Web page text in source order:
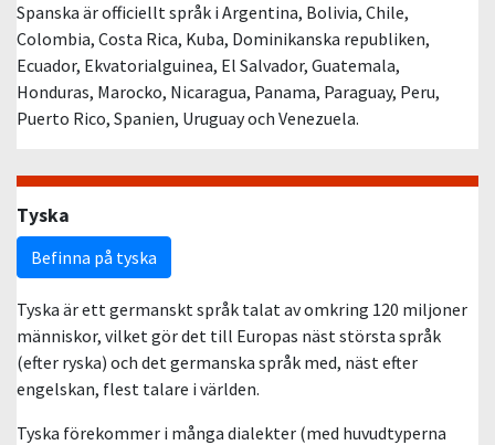
Spanska är officiellt språk i Argentina, Bolivia, Chile,
Colombia, Costa Rica, Kuba, Dominikanska republiken,
Ecuador, Ekvatorialguinea, El Salvador, Guatemala,
Honduras, Marocko, Nicaragua, Panama, Paraguay, Peru,
Puerto Rico, Spanien, Uruguay och Venezuela.
Tyska
Befinna på tyska
Tyska är ett germanskt språk talat av omkring 120 miljoner
människor, vilket gör det till Europas näst största språk
(efter ryska) och det germanska språk med, näst efter
engelskan, flest talare i världen.
Tyska förekommer i många dialekter (med huvudtyperna